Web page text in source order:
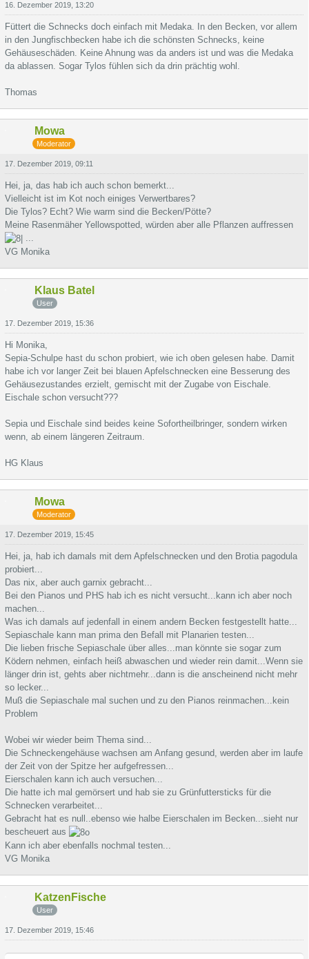
16. Dezember 2019, 13:20
Füttert die Schnecks doch einfach mit Medaka. In den Becken, vor allem
in den Jungfischbecken habe ich die schönsten Schnecks, keine
Gehäuseschäden. Keine Ahnung was da anders ist und was die Medaka
da ablassen. Sogar Tylos fühlen sich da drin prächtig wohl.
Thomas
Mowa
Moderator
17. Dezember 2019, 09:11
Hei, ja, das hab ich auch schon bemerkt...
Vielleicht ist im Kot noch einiges Verwertbares?
Die Tylos? Echt? Wie warm sind die Becken/Pötte?
Meine Rasenmäher Yellowspotted, würden aber alle Pflanzen auffressen
...
VG Monika
Klaus Batel
User
17. Dezember 2019, 15:36
Hi Monika,
Sepia-Schulpe hast du schon probiert, wie ich oben gelesen habe. Damit
habe ich vor langer Zeit bei blauen Apfelschnecken eine Besserung des
Gehäusezustandes erzielt, gemischt mit der Zugabe von Eischale.
Eischale schon versucht???
Sepia und Eischale sind beides keine Sofortheilbringer, sondern wirken
wenn, ab einem längeren Zeitraum.
HG Klaus
Mowa
Moderator
17. Dezember 2019, 15:45
Hei, ja, hab ich damals mit dem Apfelschnecken und den Brotia pagodula
probiert...
Das nix, aber auch garnix gebracht...
Bei den Pianos und PHS hab ich es nicht versucht...kann ich aber noch
machen...
Was ich damals auf jedenfall in einem andern Becken festgestellt hatte...
Sepiaschale kann man prima den Befall mit Planarien testen...
Die lieben frische Sepiaschale über alles...man könnte sie sogar zum
Ködern nehmen, einfach heiß abwaschen und wieder rein damit...Wenn sie
länger drin ist, gehts aber nichtmehr...dann is die anscheinend nicht mehr
so lecker...
Muß die Sepiaschale mal suchen und zu den Pianos reinmachen...kein
Problem
Wobei wir wieder beim Thema sind...
Die Schneckengehäuse wachsen am Anfang gesund, werden aber im laufe
der Zeit von der Spitze her aufgefressen...
Eierschalen kann ich auch versuchen...
Die hatte ich mal gemörsert und hab sie zu Grünfuttersticks für die
Schnecken verarbeitet...
Gebracht hat es null..ebenso wie halbe Eierschalen im Becken...sieht nur
bescheuert aus
Kann ich aber ebenfalls nochmal testen...
VG Monika
KatzenFische
User
17. Dezember 2019, 15:46